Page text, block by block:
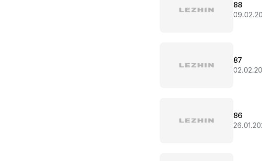
88
87
86